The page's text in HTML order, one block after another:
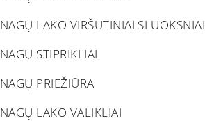
NAGŲ LAKO VIRŠUTINIAI SLUOKSNIAI
NAGŲ STIPRIKLIAI
NAGŲ PRIEŽIŪRA
NAGŲ LAKO VALIKLIAI